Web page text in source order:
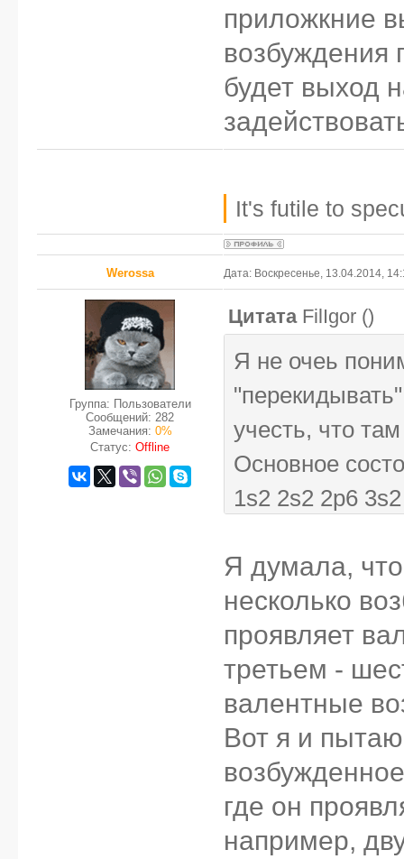
приложкние
возбуждения
будет выход
It's futile to
Werossa Дата: Воскресенье, 13.04.2014,
Группа: Пользователи
Сообщений: 282
Замечания: 0%
Статус: Offline
Цитата FilIgor ()
Я не очеь
учесть, что
Основное
1s2 2s2 2p6
1s2 2s2 2p6
Cr+3
Осн.
1s2 2s2 2p6
Возбуждение -
Cr+6
1s2 2s2 2p6
Я думала,
несколько
проявляет
третьем -
валентные
Вот я и
где он
например,